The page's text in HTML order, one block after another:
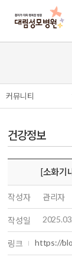
커뮤니티
건강정보
[소화기
작성자 관리자
작성일
링크 https://